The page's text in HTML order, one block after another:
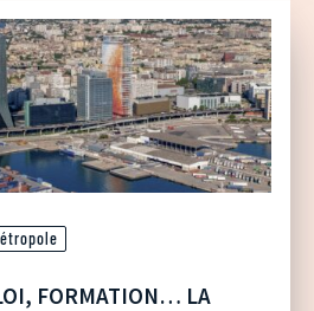
FORMATION… LA